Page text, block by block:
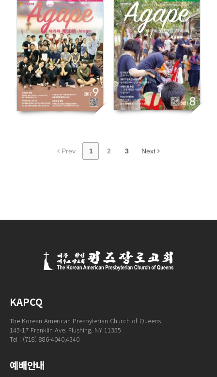
Prev 1 2 3 Next
KAPCQ
The Korean American Presbyterian Church of Queens
143-17 Franklin Ave. Flushing, NY 11355
Tel : (718) 886-4040,4340
예배안내